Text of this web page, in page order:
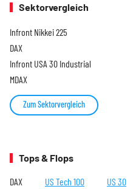
Sektorvergleich
Infront Nikkei 225
DAX
Infront USA 30 Industrial
MDAX
Zum Sektorvergleich
Tops & Flops
DAX US Tech 100 US 30